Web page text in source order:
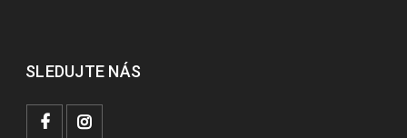
SLEDUJTE NÁS